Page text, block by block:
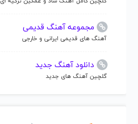
مجموعه آهنگ قدیمی
آهنگ های قدیمی ایرانی و خارجی
دانلود آهنگ جدید
گلچین آهنگ های جدید